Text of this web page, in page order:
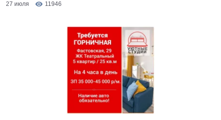
27 июля
11946